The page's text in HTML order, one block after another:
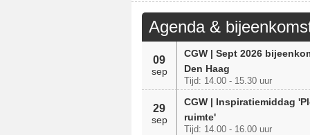
Agenda &
09
sep
CGW | Sept 2026
Den Haag
Tijd: 14.00 - 15.30 uur
29
sep
CGW | Inspiratiemiddag
ruimte'
Tijd: 14.00 - 16.00 uur